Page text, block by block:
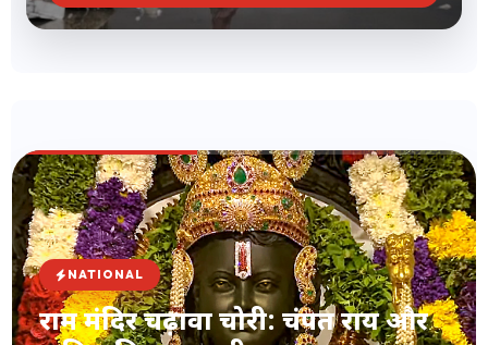
NATIONAL
राम मंदिर चढ़ावा चोरी: चंपत राय और